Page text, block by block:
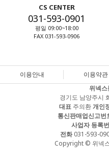
CS CENTER
031-593-0901
평일 09:00~18:00
FAX 031-593-0906
이용안내 이용약관
위넥
경기도 남양주시
대표 주의환개인
통신판매업신고번
사업자 등록
전화031-593-
Copyright © 위넥